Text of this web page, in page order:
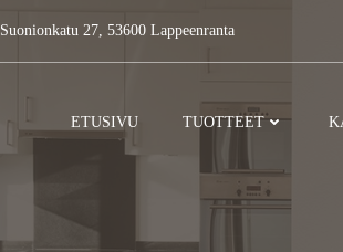
Suonionkatu 27, 53600 Lappeenranta
ETUSIVU TUOTTEET